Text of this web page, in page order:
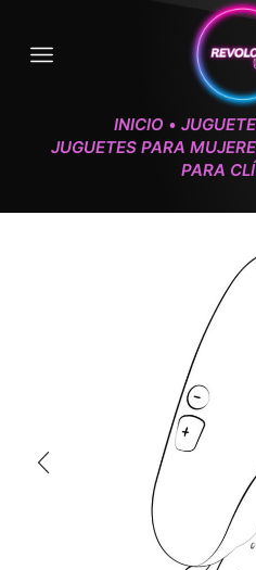
INICIO •
JUGUETES PARA
PARA